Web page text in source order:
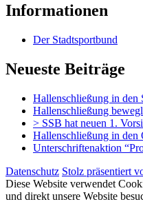
Informationen
Der Stadtsportbund
Neueste Beiträge
Hallenschließung in den
Hallenschließung
> SSB hat neuen 1.
Hallenschließung in den
Unterschriftenaktion
Datenschutz Stolz präsentiert
Diese Website verwendet
und direkt unsere Website